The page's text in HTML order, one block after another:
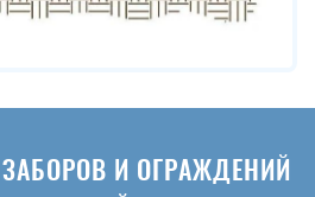
И ОГРАЖДЕНИЙ